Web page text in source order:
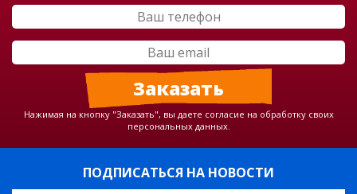
Нажимая на кнопку "Заказать", вы даете согласие на обработку своих
персональных данных.
ПОДПИСАТЬСЯ НА НОВОСТИ